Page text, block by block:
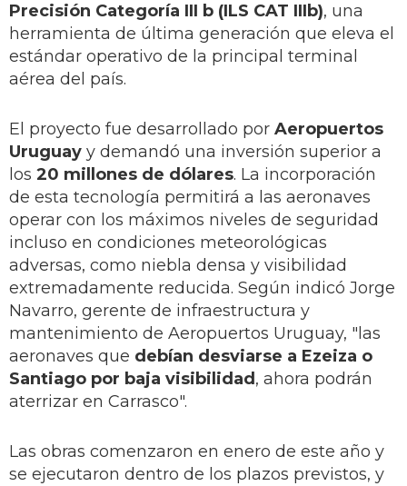
Precisión Categoría III b (ILS CAT IIIb), una
herramienta de última generación que eleva el
estándar operativo de la principal terminal
aérea del país.
El proyecto fue desarrollado por Aeropuertos
Uruguay y demandó una inversión superior a
los 20 millones de dólares. La incorporación
de esta tecnología permitirá a las aeronaves
operar con los máximos niveles de seguridad
incluso en condiciones meteorológicas
adversas, como niebla densa y visibilidad
extremadamente reducida. Según indicó Jorge
Navarro, gerente de infraestructura y
mantenimiento de Aeropuertos Uruguay, "las
aeronaves que debían desviarse a Ezeiza o
Santiago por baja visibilidad , ahora podrán
aterrizar en Carrasco".
Las obras comenzaron en enero de este año y
se ejecutaron dentro de los plazos previstos, y